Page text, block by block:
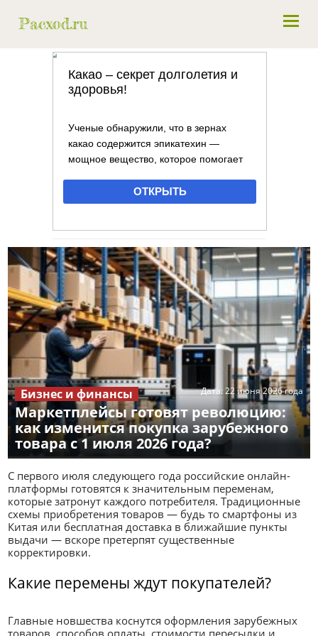
Маркетплейсы готовят революцию:
как изменится покупка зарубежного
товара с 1 июля 2026 года?
Дата:22 июня 2026 года
Бизнес и финансы
С первого июля следующего года российские онлайн-
платформы готовятся к значительным переменам,
которые затронут каждого потребителя. Традиционные
схемы приобретения товаров — будь то смартфоны из
Китая или бесплатная доставка в ближайшие пункты
выдачи — вскоре претерпят существенные
корректировки.
Какие перемены ждут покупателей?
Главные новшества коснутся оформления зарубежных